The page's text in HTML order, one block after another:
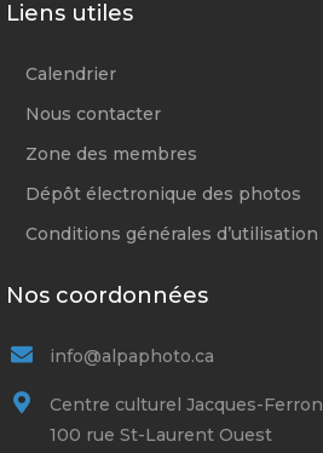
Liens utiles
Calendrier
Nous contacter
Zone des membres
Dépôt électronique des photos
Conditions générales d’utilisation
Nos coordonnées
info@alpaphoto.ca
Centre culturel Jacques-Ferron
100 rue St-Laurent Ouest